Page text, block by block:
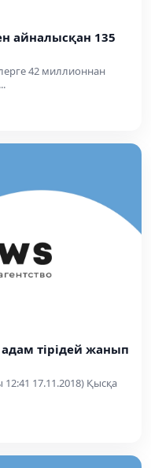
айналысқан 135
42 миллионнан
тірідей жанып
17.11.2018) Қысқа